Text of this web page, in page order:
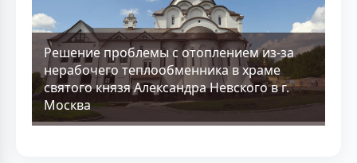
Решение проблемы с отоплением из-за
нерабочего теплообменника в храме
святого князя Александра Невского в г.
Москва